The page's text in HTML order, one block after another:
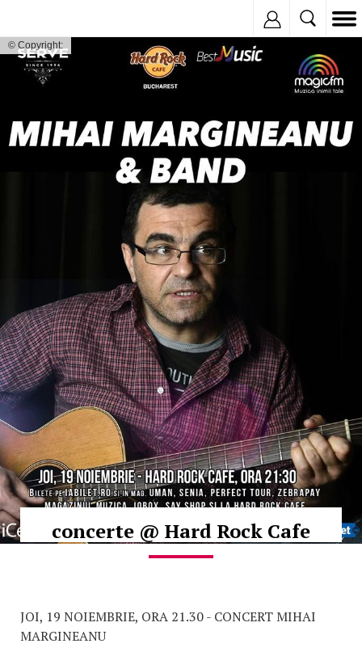
© Copyright:
concerte @ Hard Rock Cafe
JOI, 19 NOIEMBRIE, ORA 21.30 - CONCERT MIHAI
MARGINEANU